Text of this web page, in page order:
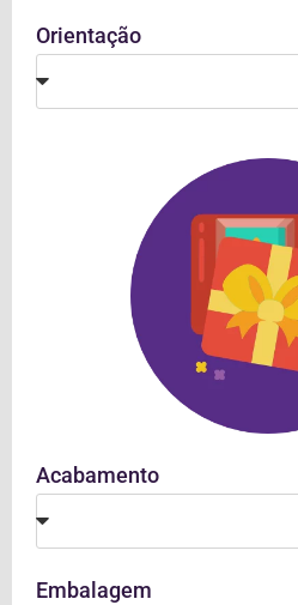
Orientação
Acabamento
Embalagem